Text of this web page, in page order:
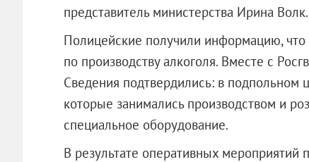
представитель министерства Ирина Волк.
Полицейские получили информацию, что
по производству алкоголя. Вместе с
Сведения подтвердились: в подпольном
которые занимались производством и
специальное оборудование.
В результате оперативных